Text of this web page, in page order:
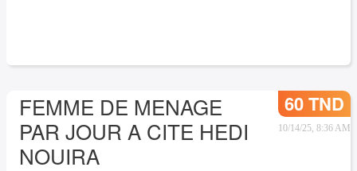
FEMME DE MENAGE
PAR JOUR A CITE HEDI
NOUIRA
60 TND
10/14/25, 8:36 AM